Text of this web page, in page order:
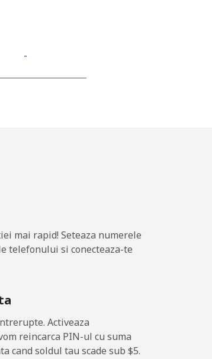
-
-
-
mai rapid! Seteaza numerele
telefonului si conecteaza-te
Activeaza
reincarca PIN-ul cu suma
cand soldul tau scade sub ⁦$5⁩.